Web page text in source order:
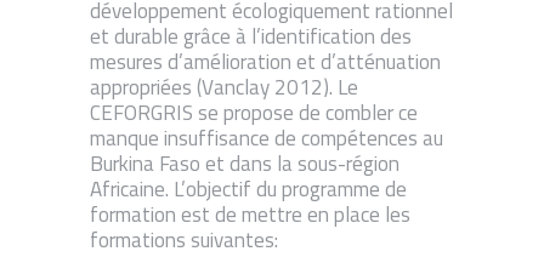
développement écologiquement rationnel
et durable grâce à l’identification des
mesures d’amélioration et d’atténuation
appropriées (Vanclay 2012). Le
CEFORGRIS se propose de combler ce
manque insuffisance de compétences au
Burkina Faso et dans la sous-région
Africaine. L’objectif du programme de
formation est de mettre en place les
formations suivantes: